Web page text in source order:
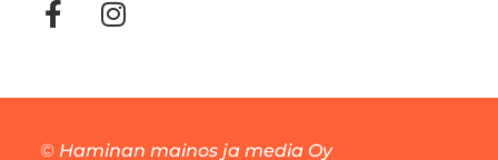
© Haminan mainos ja media Oy